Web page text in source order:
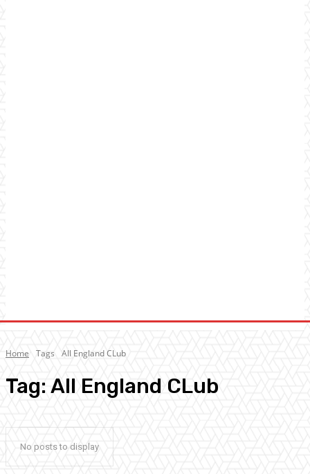
Home Tags All England CLub
Tag:All England CLub
No posts to display